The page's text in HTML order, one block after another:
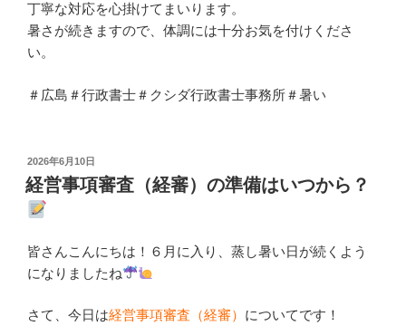
丁寧な対応を心掛けてまいります。
暑さが続きますので、体調には十分お気を付けくださ
い。
＃広島＃行政書士＃クシダ行政書士事務所＃暑い
投
稿
日:
2026年6月10日
経営事項審査（経審）の準備はいつから？
皆さんこんにちは！６月に入り、蒸し暑い日が続くよう
になりましたね
さて、今日は経営事項審査（経審） についてです！